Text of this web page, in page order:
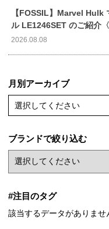
【FOSSIL】Marvel Hulk
ル LE1246SET のご紹介
2026.08.08
月別アーカイブ
選択してください
ブランドで絞り込む
#注目のタグ
該当するデータがありませ